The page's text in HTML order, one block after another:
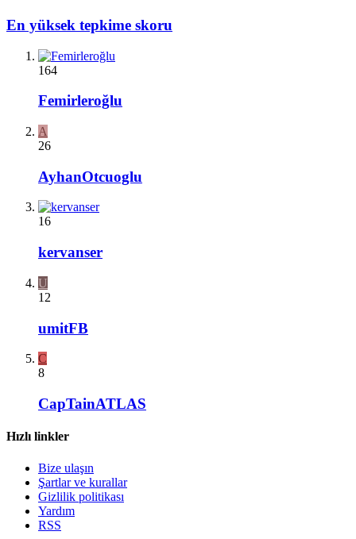
En yüksek tepkime skoru
164
Femirleroğlu
A
26
AyhanOtcuoglu
16
kervanser
U
12
umitFB
C
8
CapTainATLAS
Hızlı linkler
Bize ulaşın
Şartlar ve kurallar
Gizlilik politikası
Yardım
RSS